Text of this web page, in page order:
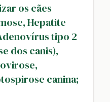
os cães
Hepatite
tipo 2
dos canis),
canina;